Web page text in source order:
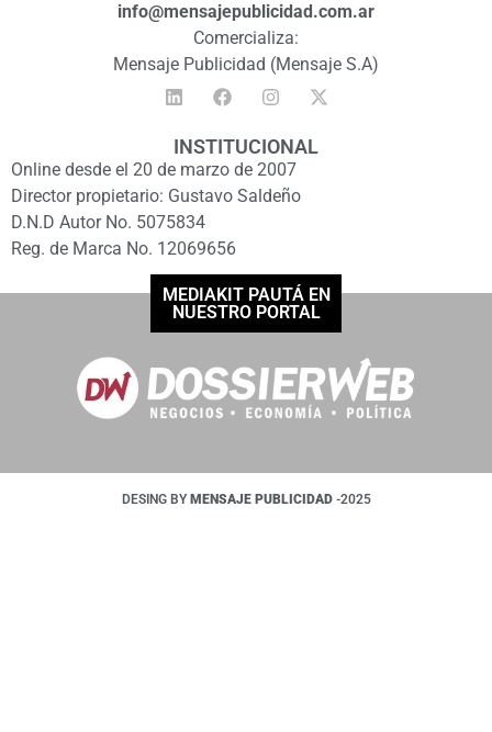
info@mensajepublicidad.com.ar
Comercializa:
Mensaje Publicidad (Mensaje S.A)
INSTITUCIONAL
Online desde el 20 de marzo de 2007
Director propietario: Gustavo Saldeño
D.N.D Autor No. 5075834
Reg. de Marca No. 12069656
MEDIAKIT PAUTÁ EN
NUESTRO PORTAL
DESING BY MENSAJE PUBLICIDAD -2025